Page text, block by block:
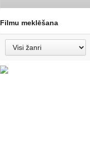
Filmu meklēšana